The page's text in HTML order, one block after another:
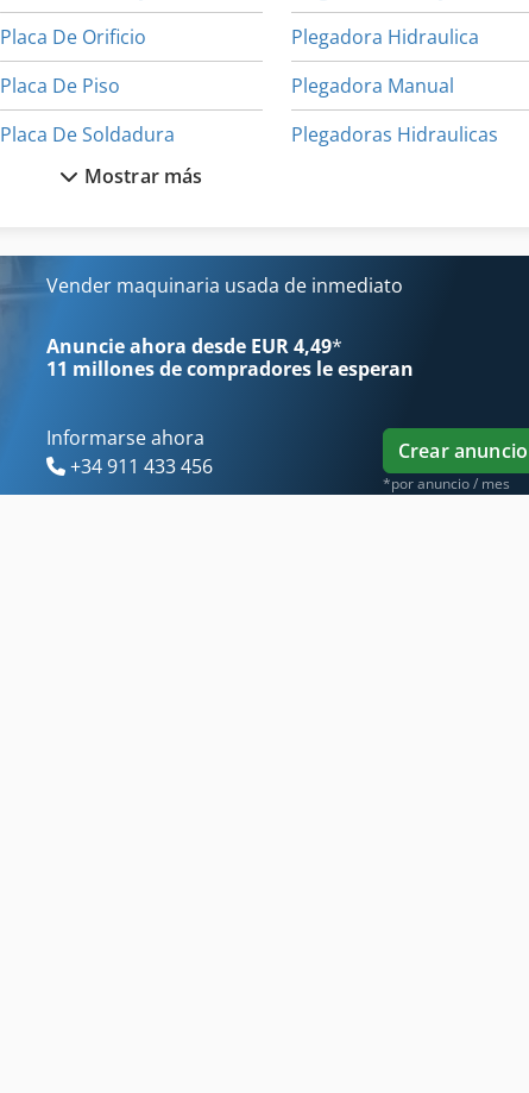
Placa De Orificio
Placa De Piso
Placa De Soldadura
Placa De Sujecion
Placas Frontales
Plegadora Hidraulica
Plegadora Manual
Plegadoras Hidraulicas
Mostrar más
Vender maquinaria usada de inmediato
Anuncie ahora desde EUR 4,49*
11 millones de compradores le esperan
Informarse ahora
+34 911 433 456
Crear anuncio
*por anuncio / mes